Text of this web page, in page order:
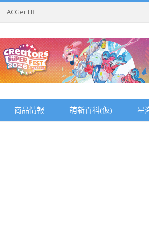
ACGer FB
商品情報 萌新百科(仮) 星